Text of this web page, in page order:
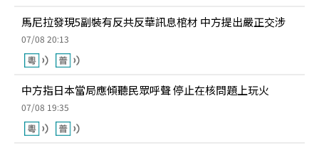
馬尼拉發現5副裝有反共反華訊息棺材 中方提出嚴正交涉
07/08 20:13
中方指日本當局應傾聽民眾呼聲 停止在核問題上玩火
07/08 19:35